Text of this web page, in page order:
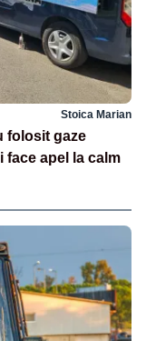
Stoica Marian
folosit gaze
face apel la calm